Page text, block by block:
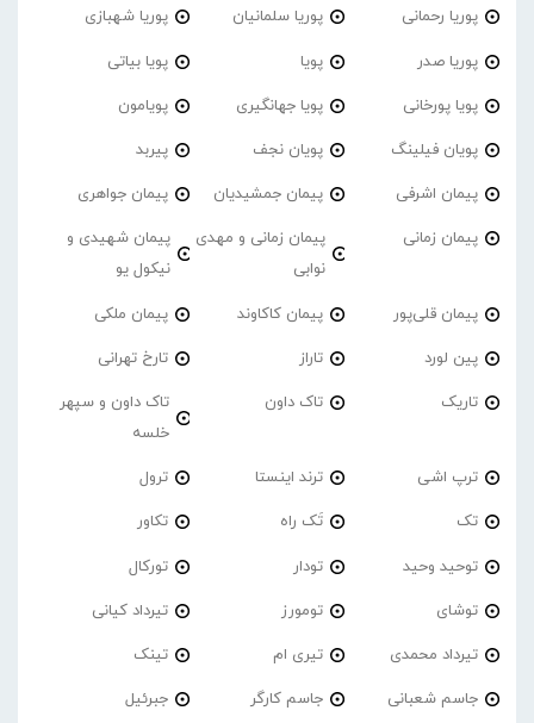
پوریا رحمانی پوریا سلمانیان پوریا شهبازی
پوریا صدر پویا پویا بیاتی
پویا پورخانی پویا جهانگیری پویامون
پویان فیلینگ پویان نجف پیربد
پیمان اشرفی پیمان جمشیدیان پیمان جواهری
پیمان زمانی
پیمان زمانی و مهدی
نوابی
پیمان شهیدی و
نیکول یو
پیمان قلی‌پور پیمان کاکاوند پیمان ملکی
پین لورد تاراز تارخ تهرانی
تاریک تاک داون
تاک داون و سپهر
خلسه
ترپ اشی ترند اینستا ترول
تک تَک راه تکاور
توحید وحید تودار تورکال
توشای تومورز تیرداد کیانی
تیرداد محمدی تیری ام تینک
جاسم شعبانی جاسم کارگر جبرئیل